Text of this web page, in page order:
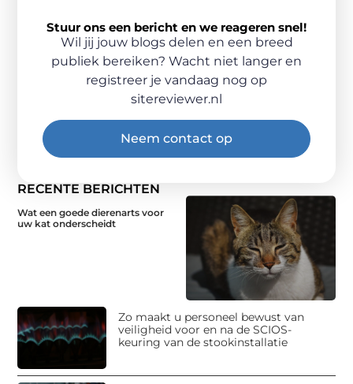
RECENTE BERICHTEN
Wat een goede dierenarts voor
uw kat onderscheidt
Zo maakt u personeel bewust van
veiligheid voor en na de SCIOS-
keuring van de stookinstallatie
Stuur ons een bericht en we reageren snel!
Wil jij jouw blogs delen en een breed
publiek bereiken? Wacht niet langer en
registreer je vandaag nog op
sitereviewer.nl
Neem contact op